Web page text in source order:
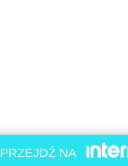
PRZEJDŹ NA